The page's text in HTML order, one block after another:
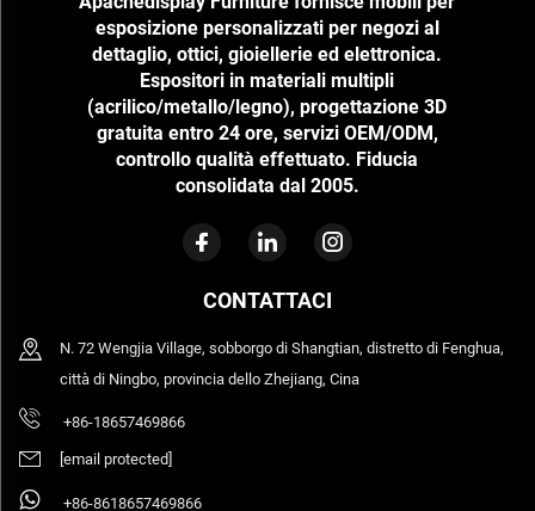
esposizione personalizzati per negozi al
dettaglio, ottici, gioiellerie ed elettronica.
Espositori in materiali multipli
(acrilico/metallo/legno), progettazione 3D
gratuita entro 24 ore, servizi OEM/ODM,
controllo qualità effettuato. Fiducia
consolidata dal 2005.
CONTATTACI
N. 72 Wengjia Village, sobborgo di Shangtian, distretto di Fenghua,
città di Ningbo, provincia dello Zhejiang, Cina
+86-18657469866
[email protected]
+86-8618657469866